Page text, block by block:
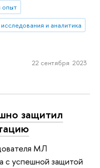
опыт
исследования и аналитика
22 сентября 2023
защитил
МЛ
успешной защитой